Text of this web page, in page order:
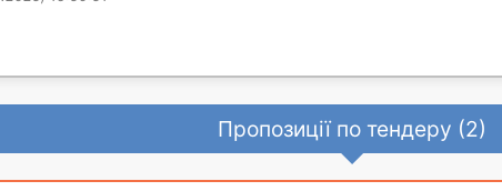
Пропозиції по тендеру (2)